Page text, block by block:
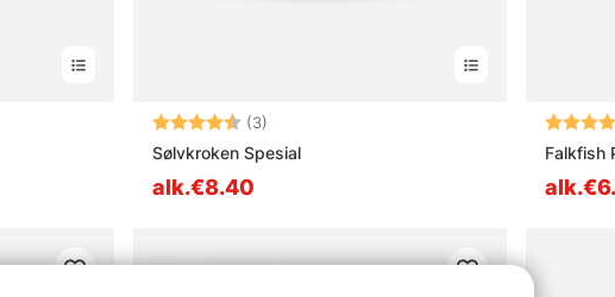
Arvio: (3)
Sølvkroken Spesial
alk.€8.40
Arvio:
Falkfish